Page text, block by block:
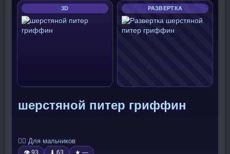
3D РАЗВЕРТКА
шерстяной питер гриффин
🧍‍♂️ Для мальчиков
👁 93 ⬇ 63 ★ —